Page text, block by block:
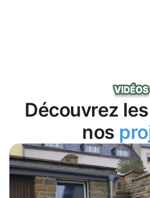
Découvrez
nos